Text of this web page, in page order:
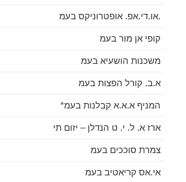
.או.די.אפ. אופטרוניקס בעמ
קופי אן מור בעמ
משכנות הושעיא בעמ
א.ב. קורל הפצות בעמ
המניף א.א.א קבלנות בעמ*
ארז א. ל. י. ט הנדלן – יזום תי
צמרת סוככים בעמ
אי.אס קריאטיב בעמ